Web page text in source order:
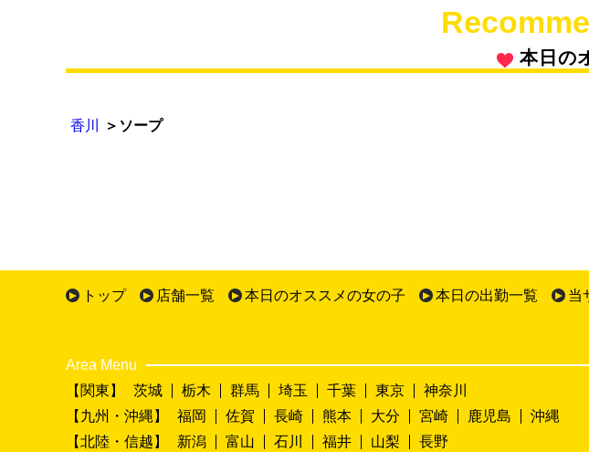
本日の
香川 ＞ソープ
トップ 店舗一覧 本日のオススメの女の子 本日の出勤一覧 当
Area Menu
【関東】
茨城 栃木 群馬 埼玉 千葉 東京
神奈川
【九州・沖縄】
福岡 佐賀 長崎 熊本 大分 宮崎 鹿児島
沖縄
【北陸・信越】
新潟 富山 石川 福井 山梨 長野